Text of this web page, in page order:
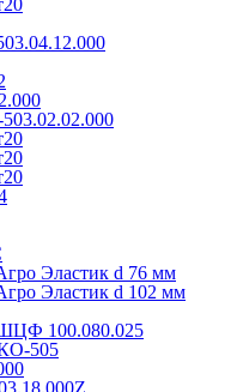
Эластик d 76 мм
Эластик d 102 мм
100.080.025
КО-505